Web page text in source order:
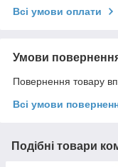
Всі умови оплати
Умови
Повернення товару
Всі умови
Подібні товари